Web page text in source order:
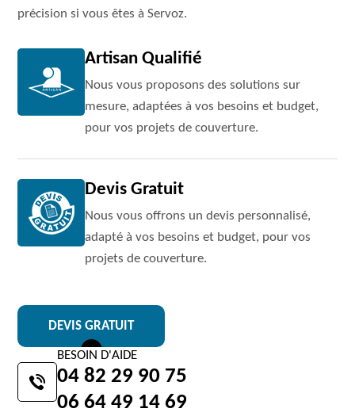
précision si vous êtes à Servoz.
Artisan Qualifié
Nous vous proposons des solutions sur
mesure, adaptées à vos besoins et budget,
pour vos projets de couverture.
Devis Gratuit
Nous vous offrons un devis personnalisé,
adapté à vos besoins et budget, pour vos
projets de couverture.
DEVIS GRATUIT
BESOIN D'AIDE
04 82 29 90 75
06 64 49 14 69